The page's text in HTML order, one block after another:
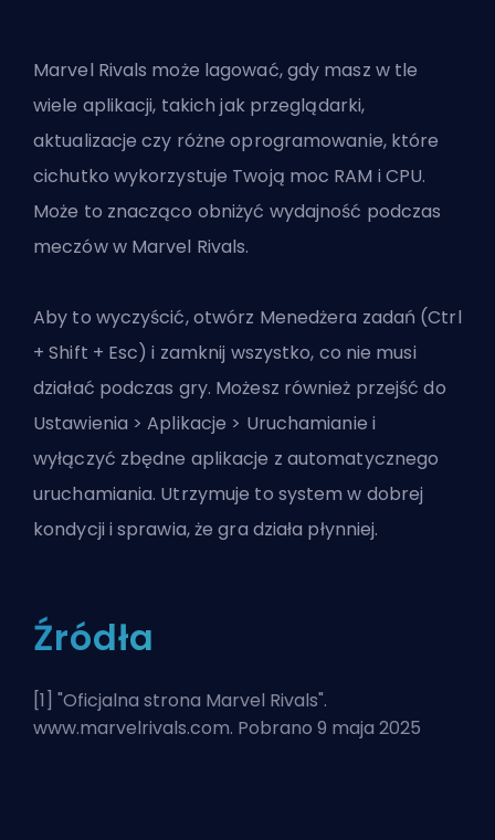
Marvel Rivals może lagować, gdy masz w tle
wiele aplikacji, takich jak przeglądarki,
aktualizacje czy różne oprogramowanie, które
cichutko wykorzystuje Twoją moc RAM i CPU.
Może to znacząco obniżyć wydajność podczas
meczów w Marvel Rivals.
Aby to wyczyścić, otwórz Menedżera zadań (Ctrl
+ Shift + Esc) i zamknij wszystko, co nie musi
działać podczas gry. Możesz również przejść do
Ustawienia > Aplikacje > Uruchamianie i
wyłączyć zbędne aplikacje z automatycznego
uruchamiania. Utrzymuje to system w dobrej
kondycji i sprawia, że gra działa płynniej.
Źródła
[1] "Oficjalna strona Marvel Rivals".
www.marvelrivals.com. Pobrano 9 maja 2025